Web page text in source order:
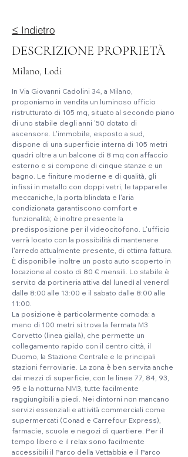
≤ Indietro
DESCRIZIONE PROPRIETÀ
Milano, Lodi
In Via Giovanni Cadolini 34, a Milano,
proponiamo in vendita un luminoso ufficio
ristrutturato di 105 mq, situato al secondo piano
di uno stabile degli anni '50 dotato di
ascensore. L'immobile, esposto a sud,
dispone di una superficie interna di 105 metri
quadri oltre a un balcone di 8 mq con affaccio
esterno e si compone di cinque stanze e un
bagno. Le finiture moderne e di qualità, gli
infissi in metallo con doppi vetri, le tapparelle
meccaniche, la porta blindata e l'aria
condizionata garantiscono comfort e
funzionalità; è inoltre presente la
predisposizione per il videocitofono. L'ufficio
verrà locato con la possibilità di mantenere
l'arredo attualmente presente, di ottima fattura.
È disponibile inoltre un posto auto scoperto in
locazione al costo di 80 € mensili. Lo stabile è
servito da portineria attiva dal lunedì al venerdì
dalle 8:00 alle 13:00 e il sabato dalle 8:00 alle
11:00.
La posizione è particolarmente comoda: a
meno di 100 metri si trova la fermata M3
Corvetto (linea gialla), che permette un
collegamento rapido con il centro città, il
Duomo, la Stazione Centrale e le principali
stazioni ferroviarie. La zona è ben servita anche
dai mezzi di superficie, con le linee 77, 84, 93,
95 e la notturna NM3, tutte facilmente
raggiungibili a piedi. Nei dintorni non mancano
servizi essenziali e attività commerciali come
supermercati (Conad e Carrefour Express),
farmacie, scuole e negozi di quartiere. Per il
tempo libero e il relax sono facilmente
accessibili il Parco della Vettabbia e il Parco